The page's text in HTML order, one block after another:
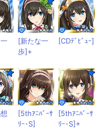
[新たな一
歩]+
[CDﾃﾞﾋﾞｭｰ]
[5thｱﾆﾊﾞｰｻ
ﾘｰ･S]
[5thｱﾆﾊﾞｰｻ
ﾘｰ･S]+